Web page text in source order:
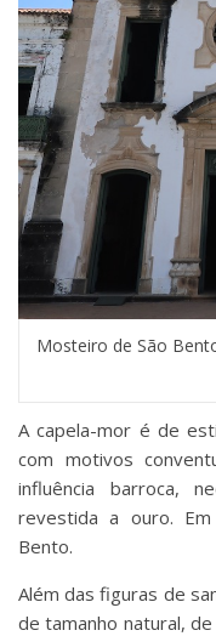
Mosteiro de São
A capela-mor é de
com motivos
influência barroca,
revestida a ouro.
Bento.
Além das figuras de
de tamanho natural,